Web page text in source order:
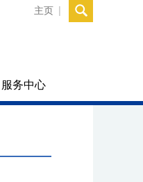
主页
服务中心